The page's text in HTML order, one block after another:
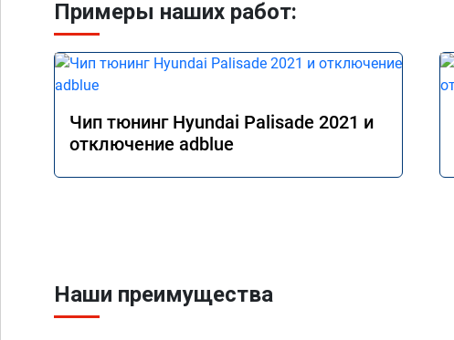
Примеры наших работ:
Чип тюнинг Hyundai Palisade 2021 и
отключение adblue
Наши преимущества